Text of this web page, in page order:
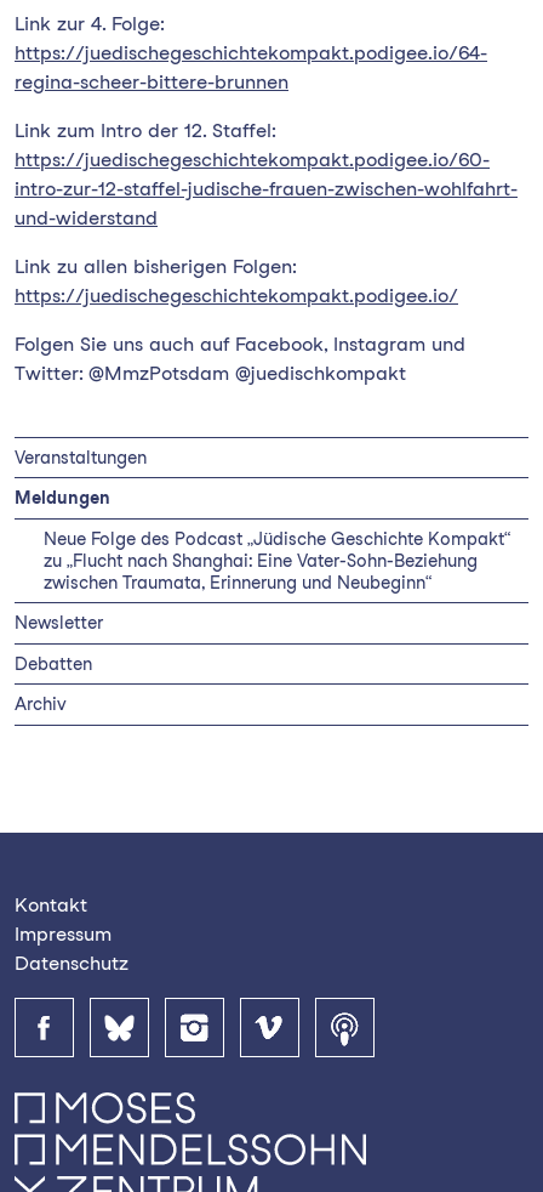
Veranstaltungen
Meldungen
Neue Folge des Podcast „Jüdische Geschichte Kompakt“
zu „Flucht nach Shanghai: Eine Vater-Sohn-Beziehung
zwischen Traumata, Erinnerung und Neubeginn“
Newsletter
Debatten
Archiv
Link zur 4. Folge:
https://juedischegeschichtekompakt.podigee.io/64-
regina-scheer-bittere-brunnen
Link zum Intro der 12. Staffel:
https://juedischegeschichtekompakt.podigee.io/60-
intro-zur-12-staffel-judische-frauen-zwischen-wohlfahrt-
und-widerstand
Link zu allen bisherigen Folgen:
https://juedischegeschichtekompakt.podigee.io/
Folgen Sie uns auch auf Facebook, Instagram und
Twitter: @MmzPotsdam @juedischkompakt
Kontakt
Impressum
Datenschutz